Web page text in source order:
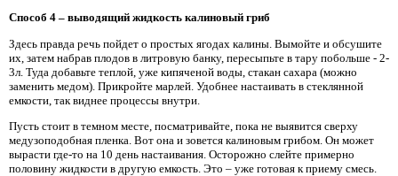
Способ 4 – выводящий жидкость калиновый гриб
Здесь правда речь пойдет о простых ягодах калины. Вымойте и обсушите
их, затем набрав плодов в литровую банку, пересыпьте в тару побольше - 2-
3л. Туда добавьте теплой, уже кипяченой воды, стакан сахара (можно
заменить медом). Прикройте марлей. Удобнее настаивать в стеклянной
емкости, так виднее процессы внутри.
Пусть стоит в темном месте, посматривайте, пока не выявится сверху
медузоподобная пленка. Вот она и зовется калиновым грибом. Он может
вырасти где-то на 10 день настаивания. Осторожно слейте примерно
половину жидкости в другую емкость. Это – уже готовая к приему смесь.